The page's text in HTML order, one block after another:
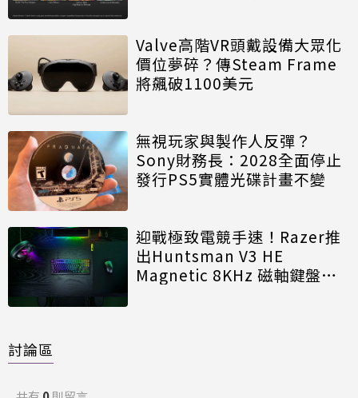
Valve高階VR頭戴設備大眾化
價位夢碎？傳Steam Frame
將飆破1100美元
無視玩家與製作人反彈？
Sony財務長：2028全面停止
發行PS5實體光碟計畫不變
迎戰極致電競手速！Razer推
出Huntsman V3 HE
Magnetic 8KHz 磁軸鍵盤效
討論區